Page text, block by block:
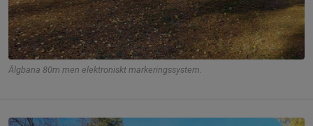
Älgbana 80m men elektroniskt markeringssystem.